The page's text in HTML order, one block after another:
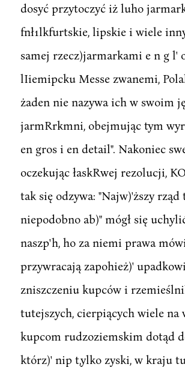
dosyć przytoczyć iż luho
fnł1lkfurtskie, lipskie i wiele
samej rzecz)jarmarkami e n g l'
lIiemipcku Messe zwanemi,
żaden nie nazywa ich w swoim
jarmRrkmni, obejmując tym
en gros i en detail". Nakoniec
oczekując łaskRwej rezolucji,
tak się odzywa: "Najw)'ższy rząd
niepodobno ab)" mógł się
naszp'h, ho za niemi prawa
przywracają zapohież)'
zniszczeniu kupców i
tutejszych, cierpiących wiele na
kupcom rudzoziemskim dotąd
którz)' nip t,ylko zyski, w kraju